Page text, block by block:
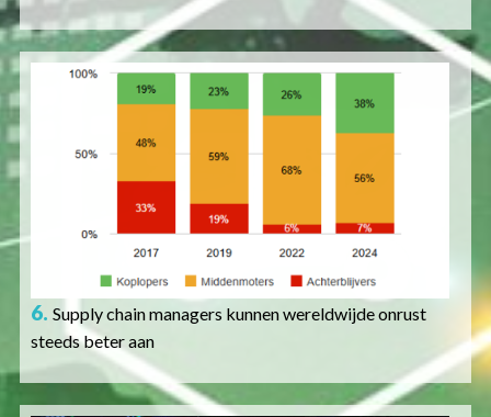
Afbeelding
6. Supply chain managers kunnen wereldwijde onrust
steeds beter aan